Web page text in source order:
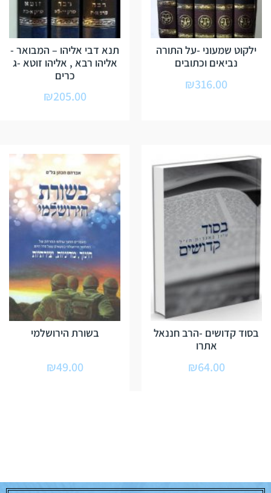
ילקוט שמעוני -על התורה
נביאים וכתובים
₪316.00
תנא דבי אליהו – המבואר -
אליהו רבא , אליהו זוטא -ג
כרים
₪205.00
בסוד קדושים -הרב חננאל
אתרו
₪64.00
בשורת הירושלמי
₪49.00